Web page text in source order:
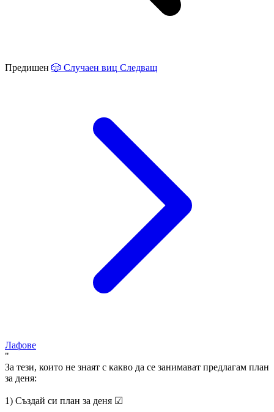
Предишен 🎲 Случаен виц Следващ
Лафове
"
За тези, които не знаят с какво да се занимават предлагам план
за деня:
1) Създай си план за деня ☑